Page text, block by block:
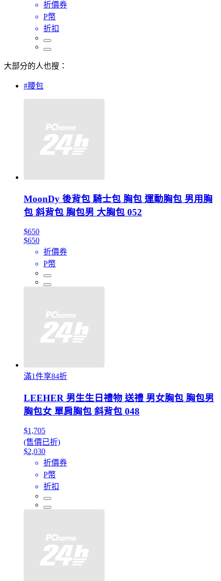
折價券
P幣
折扣
大部分的人也搜：
#腰包
MoonDy 後背包 騎士包 胸包 運動胸包 男用胸
包 斜背包 胸包男 大胸包 052
$650
$650
折價券
P幣
滿1件享84折
LEEHER 男生生日禮物 送禮 男女胸包 胸包男
胸包女 單肩胸包 斜背包 048
$1,705
(售價已折)
$2,030
折價券
P幣
折扣